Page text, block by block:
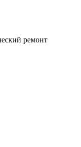
ремонт